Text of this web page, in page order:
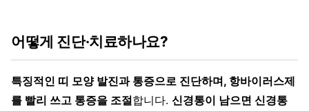
어떻게 진단·치료하나요?
특징적인 띠 모양 발진과 통증으로 진단하며, 항바이러스제
를 빨리 쓰고 통증을 조절합니다. 신경통이 남으면 신경통